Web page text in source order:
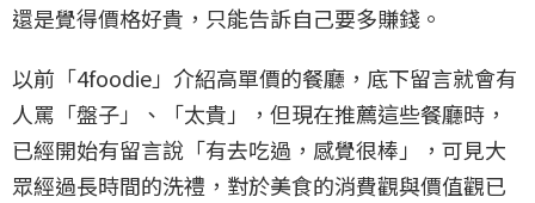
還是覺得價格好貴，只能告訴自己要多賺錢。
以前「4foodie」介紹高單價的餐廳，底下留言就會有
人罵「盤子」、「太貴」，但現在推薦這些餐廳時，
已經開始有留言說「有去吃過，感覺很棒」，可見大
眾經過長時間的洗禮，對於美食的消費觀與價值觀已